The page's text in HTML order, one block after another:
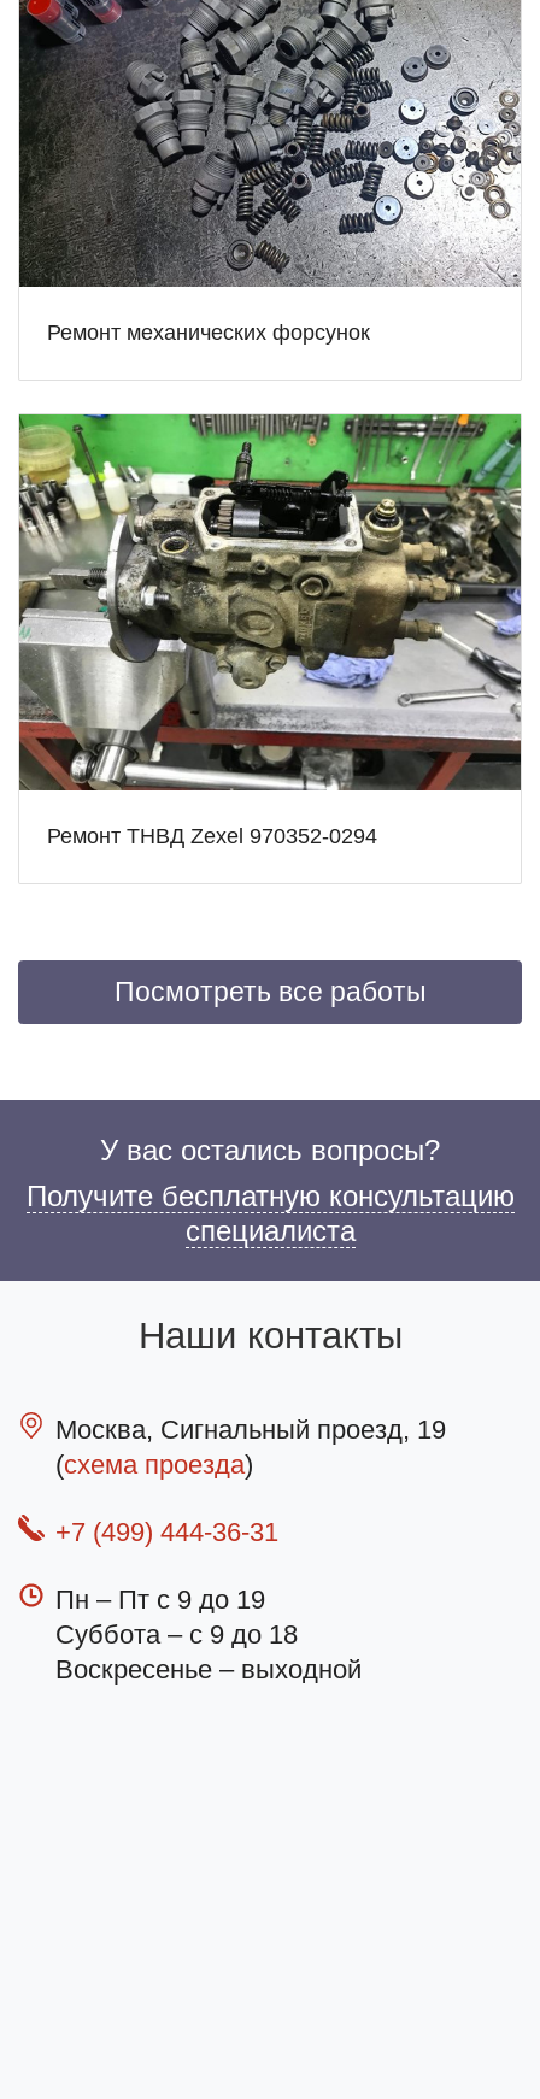
Ремонт механических форсунок
Ремонт ТНВД Zexel 970352-0294
Посмотреть все работы
У вас остались вопросы?
Получите бесплатную консультацию
специалиста
Наши контакты
Москва, Сигнальный проезд, 19
(схема проезда)
+7 (499) 444-36-31
Пн – Пт с 9 до 19
Суббота – с 9 до 18
Воскресенье – выходной